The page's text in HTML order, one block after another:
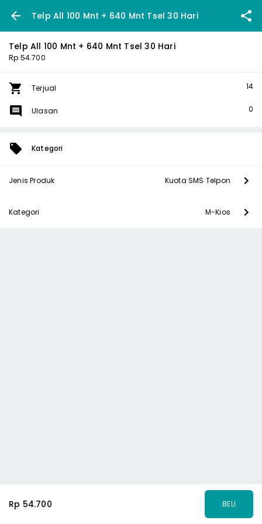
Telp All 100 Mnt + 640 Mnt Tsel 30 Hari
Telp All 100 Mnt + 640 Mnt Tsel 30 Hari
Rp 54.700
Terjual 14
Ulasan 0
Kategori
Jenis Produk Kuota SMS Telpon
Kategori M-Kios
Rp 54.700 BELI